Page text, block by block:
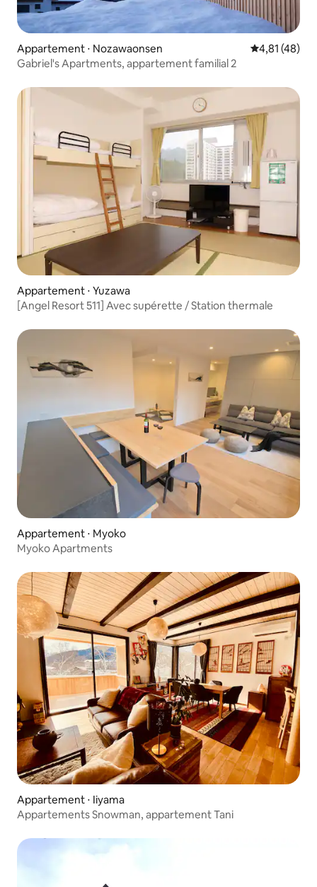
Appartement ⋅ Nozawaonsen Évaluation
4,81 (48)
Gabriel's Apartments, appartement familial 2
Appartement ⋅ Yuzawa
[Angel Resort 511] Avec supérette / Station thermale
Appartement ⋅ Myoko
Myoko Apartments
Appartement ⋅ Iiyama
Appartements Snowman, appartement Tani